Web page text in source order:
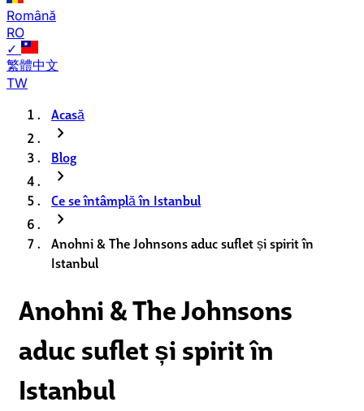
Română
RO
✓
繁體中文
TW
Acasă
chevron_right
Blog
chevron_right
Ce se întâmplă în Istanbul
chevron_right
Anohni & The Johnsons aduc suflet și spirit în
Istanbul
Anohni & The Johnsons
aduc suflet și spirit în
Istanbul